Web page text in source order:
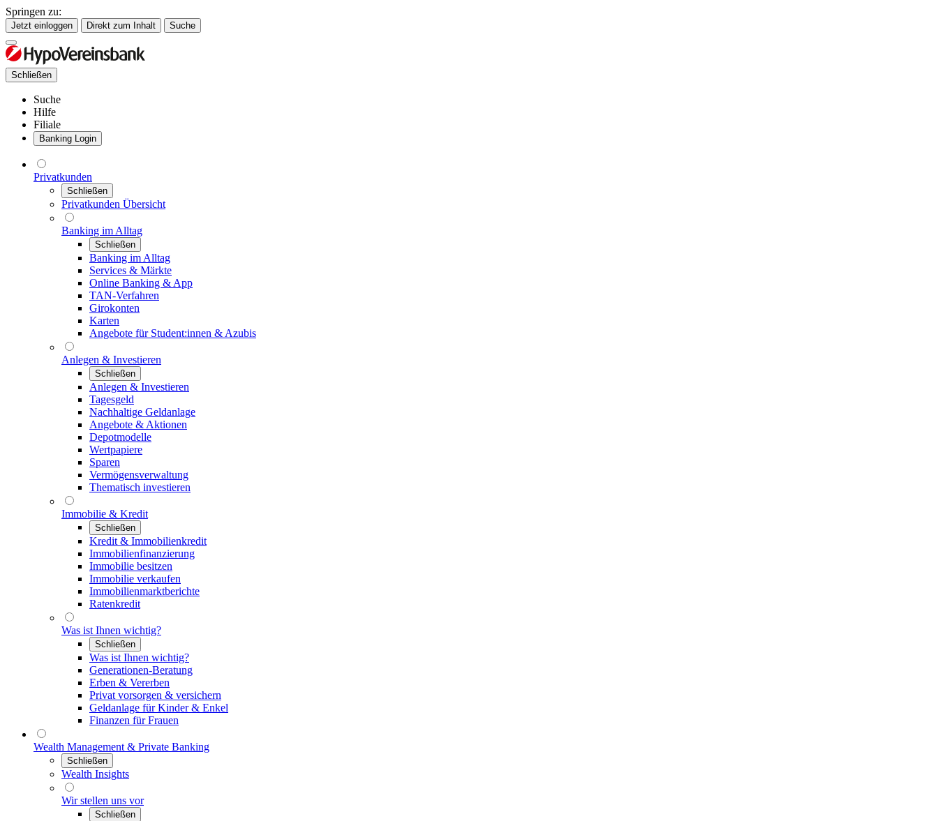
Springen zu:
Jetzt einloggen Direkt zum Inhalt Suche
Schließen
Suche
Hilfe
Filiale
Banking Login
Privatkunden
Schließen
Privatkunden Übersicht
Banking im Alltag
Schließen
Banking im Alltag
Services & Märkte
Online Banking & App
TAN-Verfahren
Girokonten
Karten
Angebote für Student:innen & Azubis
Anlegen & Investieren
Schließen
Anlegen & Investieren
Tagesgeld
Nachhaltige Geldanlage
Angebote & Aktionen
Depotmodelle
Wertpapiere
Sparen
Vermögensverwaltung
Thematisch investieren
Immobilie & Kredit
Schließen
Kredit & Immobilienkredit
Immobilienfinanzierung
Immobilie besitzen
Immobilie verkaufen
Immobilienmarktberichte
Ratenkredit
Was ist Ihnen wichtig?
Schließen
Was ist Ihnen wichtig?
Generationen-Beratung
Erben & Vererben
Privat vorsorgen & versichern
Geldanlage für Kinder & Enkel
Finanzen für Frauen
Wealth Management & Private Banking
Schließen
Wealth Insights
Wir stellen uns vor
Schließen